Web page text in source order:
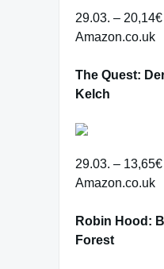
29.03. –
Amazon.co.uk
The Quest:
Kelch
29.03. –
Amazon.co.uk
Robin Hood:
Forest